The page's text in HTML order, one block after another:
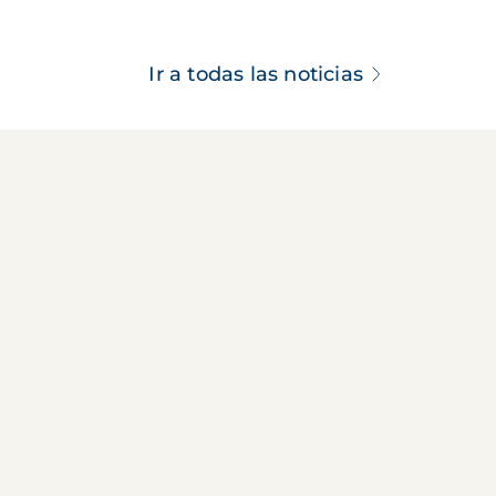
Ir a todas las noticias